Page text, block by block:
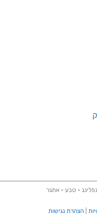
• טבע • אתגר
|הצהרת נגישות